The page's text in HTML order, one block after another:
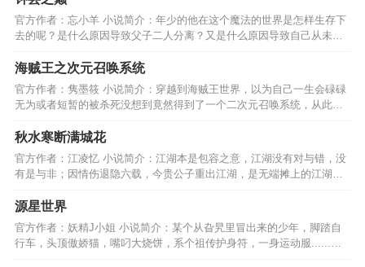
官方作者：忘小羊 小说简介：年少的他在这个魔法的世界是怎样生存下
去的呢？是什么原因导致父子二人分离？又是什么原因导致自己从未见
过自己的亲生母亲呢？…
海贼王之次元召唤系统
官方作者：隽墨筱 小说简介：穿越到海贼王世界，以为自己一生会碌碌
无为或者短暂的被杀死没想到竟然得到了一个二次元召唤系统，从此他
走上了巅峰之路…………
秋水寒断满城花
官方作者：江凌忆 小说简介：江湖本是包容之意，江湖没有对与错，没
有是与非；因情伤退隐六载，今贵公子重出江湖，是无端摊上的江湖
事，还是情伤的救赎………
源星世界
官方作者：妖精J小姐 小说简介：某个从旮旯里冒出来的少年，脚踏自
行车，头顶傲娇猫，嘴叼大烧饼，系个祖传护身符，一身运动服......我
的征途在星辰大海！…